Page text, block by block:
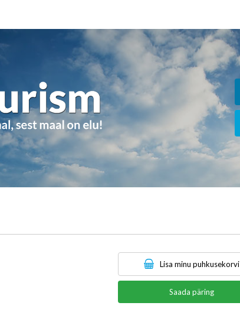
Lisa minu puhkusekorvi
Saada päring